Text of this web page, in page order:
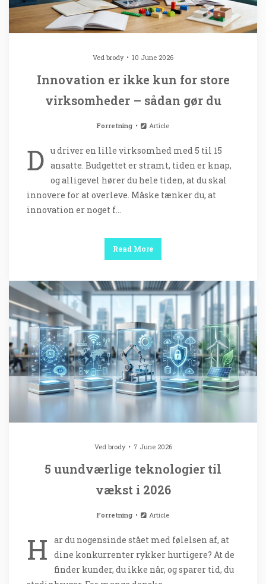
Ved brody 10 June 2026
Innovation er ikke kun for store
virksomheder – sådan gør du
Forretning Article
D u driver en lille virksomhed med 5 til 15
ansatte. Budgettet er stramt, tiden er knap,
og alligevel hører du hele tiden, at du skal
innovere for at overleve. Måske tænker du, at
innovation er noget f…
Read More
Ved brody 7 June 2026
5 uundværlige teknologier til
vækst i 2026
Forretning Article
H
ar du nogensinde stået med følelsen af, at
dine konkurrenter rykker hurtigere? At de
finder kunder, du ikke når, og sparer tid, du